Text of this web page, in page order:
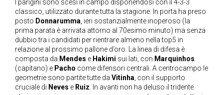
I parigini sono scesi in campo disponendosi con il 4-3-3
classico, utilizzato durante tutta la stagione. In porta ha preso
posto Donnarumma, ieri sostanzialmente inoperoso (la
prima parata è arrivata attorno al 70esimo minuto) ma senza
dubbio tra i candidati per rientrare almeno nella top5 in
relazione al prossimo pallone d’oro. La linea di difesa è
composta da Mendes e Hakimi sui lati, con Marquinhos
(capitano) e Pacho come difensori centrali. A centrocampo le
geometrie sono partite tutte da Vitinha, con il supporto
cruciale di Neves e Ruiz. In avanti non ha deluso il tridente